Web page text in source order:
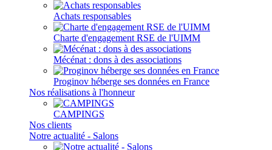
Achats responsables
Charte d'engagement RSE de l'UIMM
Mécénat : dons à des associations
Proginov héberge ses données en France
Nos réalisations à l'honneur
CAMPINGS
Nos clients
Notre actualité - Salons